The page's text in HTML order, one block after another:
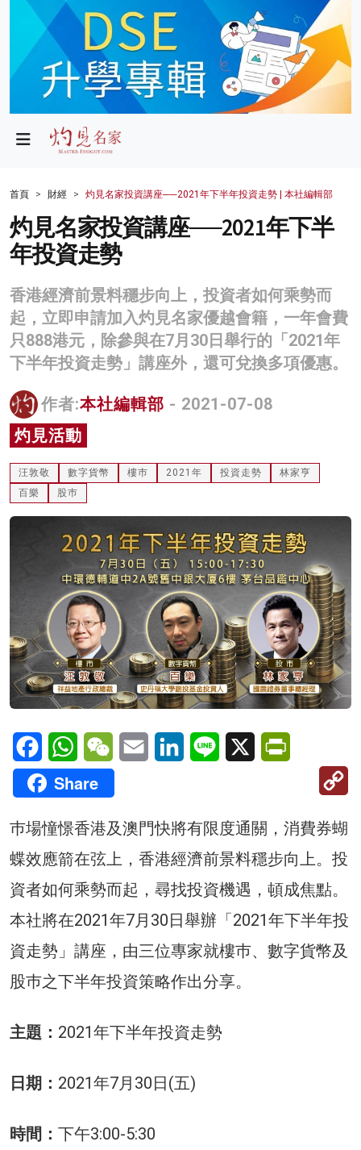
政局
財經
生活
健康
商業
科技
影片
灼見活動
關於我們
首頁 財經 灼見名家投資講座──2021年下半年投資走勢 | 本社編輯部
灼見名家投資講座──2021年下半
年投資走勢
香港經濟前景料穩步向上，投資者如何乘勢而
起，立即申請加入灼見名家優越會籍，一年會費
只888港元，除參與在7月30日舉行的「2021年
下半年投資走勢」講座外，還可兌換多項優惠。
作者:本社編輯部 - 2021-07-08
灼見活動
汪敦敬 數字貨幣 樓巿 2021年 投資走勢
林家亨
百樂
股巿
FacebookWhatsAppWeChatEmail LinkedInLine X
Share
巿場憧憬香港及澳門快將有限度通關，消費券蝴
蝶效應箭在弦上，香港經濟前景料穩步向上。投
資者如何乘勢而起，尋找投資機遇，頓成焦點。
本社將在2021年7月30日舉辦「2021年下半年投
資走勢」講座，由三位專家就樓巿、數字貨幣及
股巿之下半年投資策略作出分享。
主題： 2021年下半年投資走勢
日期： 2021年7月30日(五)
時間： 下午3:00-5:30